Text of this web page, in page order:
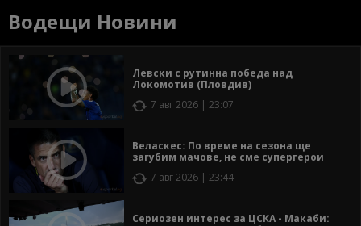
Водещи Новини
Левски с рутинна победа над
Локомотив (Пловдив)
7 авг 2026 | 23:07
Веласкес: По време на сезона ще
загубим мачове, не сме супергерои
7 авг 2026 | 23:44
Сериозен интерес за ЦСКА - Макаби: